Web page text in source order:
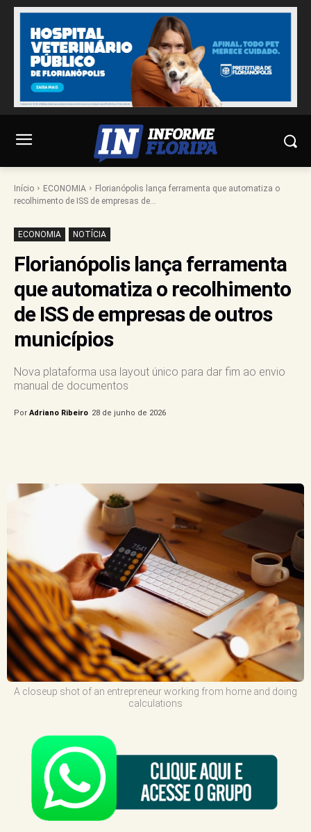
Início ECONOMIA
Florianópolis lança ferramenta que automatiza o
recolhimento de ISS de empresas de...
ECONOMIA NOTÍCIA
Florianópolis lança ferramenta
que automatiza o recolhimento
de ISS de empresas de outros
municípios
Nova plataforma usa layout único para dar fim ao envio
manual de documentos
Por Adriano Ribeiro 28 de junho de 2026
A closeup shot of an entrepreneur working from home and doing
calculations